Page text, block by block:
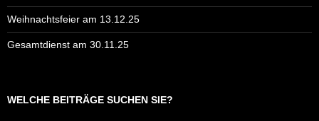
Weihnachtsfeier am 13.12.25
Gesamtdienst am 30.11.25
WELCHE BEITRÄGE SUCHEN SIE?